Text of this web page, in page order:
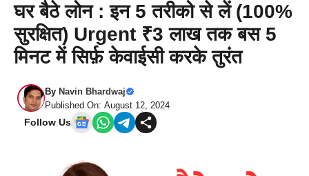
घर बैठे लोन : इन 5 तरीको से लें (100%
सुरक्षित) Urgent ₹3 लाख तक बस 5
मिनट में सिर्फ़ केवाईसी करके तुरंत
By Navin Bhardwaj
Published On: August 12, 2024
Follow Us